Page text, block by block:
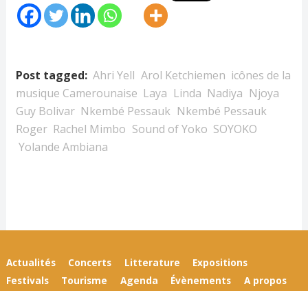
Post tagged: Ahri Yell Arol Ketchiemen icônes de la
musique Camerounaise Laya Linda Nadiya Njoya
Guy Bolivar Nkembé Pessauk Nkembé Pessauk
Roger Rachel Mimbo Sound of Yoko SOYOKO
Yolande Ambiana
Actualités Concerts Litterature
Expositions
Festivals
Tourisme Agenda Évènements A propos